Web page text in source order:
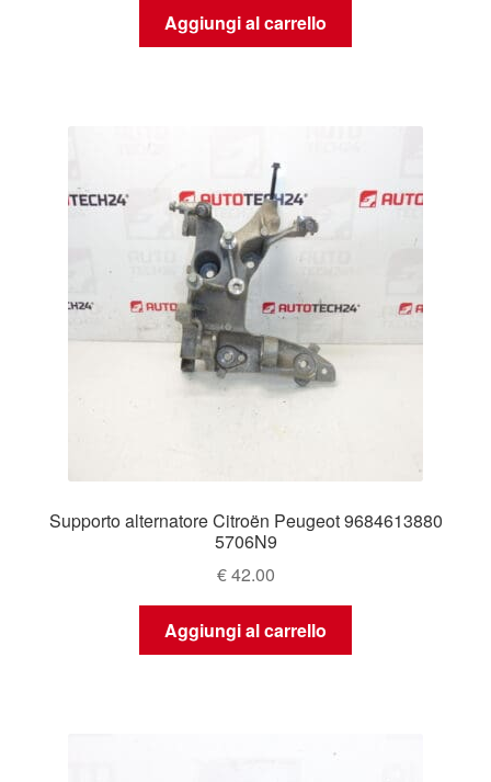
Aggiungi al carrello
Supporto alternatore Citroën Peugeot 9684613880
5706N9
€42.00
Aggiungi al carrello